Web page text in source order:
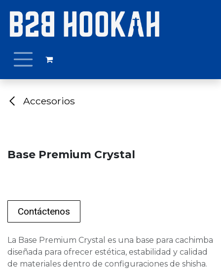
Accesorios
Base Premium Crystal
Contáctenos
La Base Premium Crystal es una base para cachimba
diseñada para ofrecer estética, estabilidad y calidad
de materiales dentro de configuraciones de shisha.